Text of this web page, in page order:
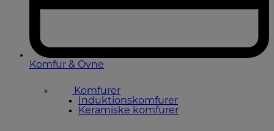
Komfur & Ovne
Komfurer
Induktionskomfurer
Keramiske komfurer